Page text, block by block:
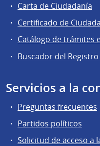
Carta de Ciudadanía
Certificado de
Catálogo de trámites
Buscador del Registro
Servicios a la
Preguntas frecuentes
Partidos políticos
Solicitud de acceso a